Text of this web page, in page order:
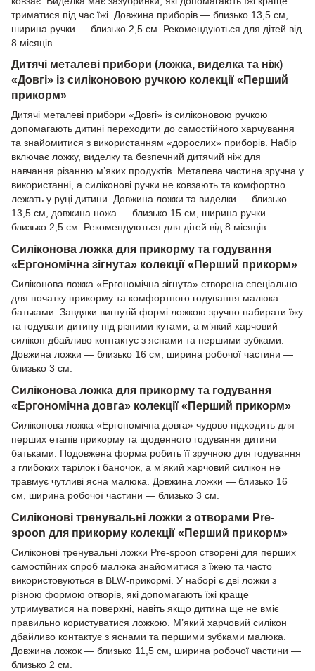
триматися під час їжі. Довжина приборів — близько 13,5 см,
ширина ручки — близько 2,5 см. Рекомендуються для дітей від
8 місяців.
Дитячі металеві прибори (ложка, виделка та ніж)
«Довгі» із силіконовою ручкою колекції «Перший
прикорм»
Дитячі металеві прибори «Довгі» із силіконовою ручкою
допомагають дитині переходити до самостійного харчування
та знайомитися з використанням «дорослих» приборів. Набір
включає ложку, виделку та безпечний дитячий ніж для
навчання різанню м’яких продуктів. Металева частина зручна у
використанні, а силіконові ручки не ковзають та комфортно
лежать у руці дитини. Довжина ложки та виделки — близько
13,5 см, довжина ножа — близько 15 см, ширина ручки —
близько 2,5 см. Рекомендуються для дітей від 8 місяців.
Силіконова ложка для прикорму та годування
«Ергономічна зігнута» колекції «Перший прикорм»
Силіконова ложка «Ергономічна зігнута» створена спеціально
для початку прикорму та комфортного годування малюка
батьками. Завдяки вигнутій формі ложкою зручно набирати їжу
та годувати дитину під різними кутами, а м’який харчовий
силікон дбайливо контактує з яснами та першими зубками.
Довжина ложки — близько 16 см, ширина робочої частини —
близько 3 см.
Силіконова ложка для прикорму та годування
«Ергономічна довга» колекції «Перший прикорм»
Силіконова ложка «Ергономічна довга» чудово підходить для
перших етапів прикорму та щоденного годування дитини
батьками. Подовжена форма робить її зручною для годування
з глибоких тарілок і баночок, а м’який харчовий силікон не
травмує чутливі ясна малюка. Довжина ложки — близько 16
см, ширина робочої частини — близько 3 см.
Силіконові тренувальні ложки з отворами Pre-
spoon для прикорму колекції «Перший прикорм»
Силіконові тренувальні ложки Pre-spoon створені для перших
самостійних спроб малюка знайомитися з їжею та часто
використовуються в BLW-прикормі. У наборі є дві ложки з
різною формою отворів, які допомагають їжі краще
утримуватися на поверхні, навіть якщо дитина ще не вміє
правильно користуватися ложкою. М’який харчовий силікон
дбайливо контактує з яснами та першими зубками малюка.
Довжина ложок — близько 11,5 см, ширина робочої частини —
близько 2 см.